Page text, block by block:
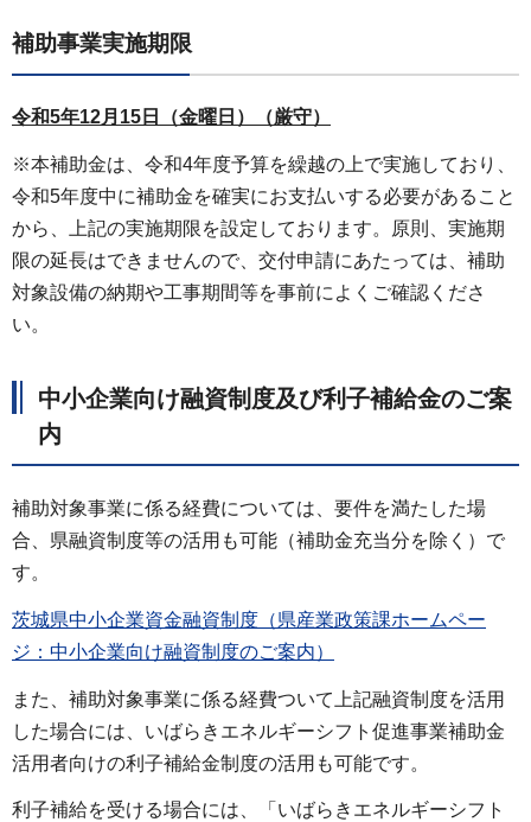
補助事業実施期限
令和5年12月15日（金曜日）（厳守）
※本補助金は、令和4年度予算を繰越の上で実施しており、
令和5年度中に補助金を確実にお支払いする必要があること
から、上記の実施期限を設定しております。原則、実施期
限の延長はできませんので、交付申請にあたっては、補助
対象設備の納期や工事期間等を事前によくご確認くださ
い。
中小企業向け融資制度及び利子補給金のご案
内
補助対象事業に係る経費については、要件を満たした場
合、県融資制度等の活用も可能（補助金充当分を除く）で
す。
茨城県中小企業資金融資制度（県産業政策課ホームペー
ジ：中小企業向け融資制度のご案内）
また、補助対象事業に係る経費ついて上記融資制度を活用
した場合には、いばらきエネルギーシフト促進事業補助金
活用者向けの利子補給金制度の活用も可能です。
利子補給を受ける場合には、「いばらきエネルギーシフト